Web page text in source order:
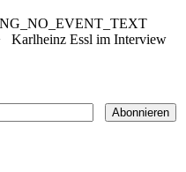
Karlheinz Essl im Interview